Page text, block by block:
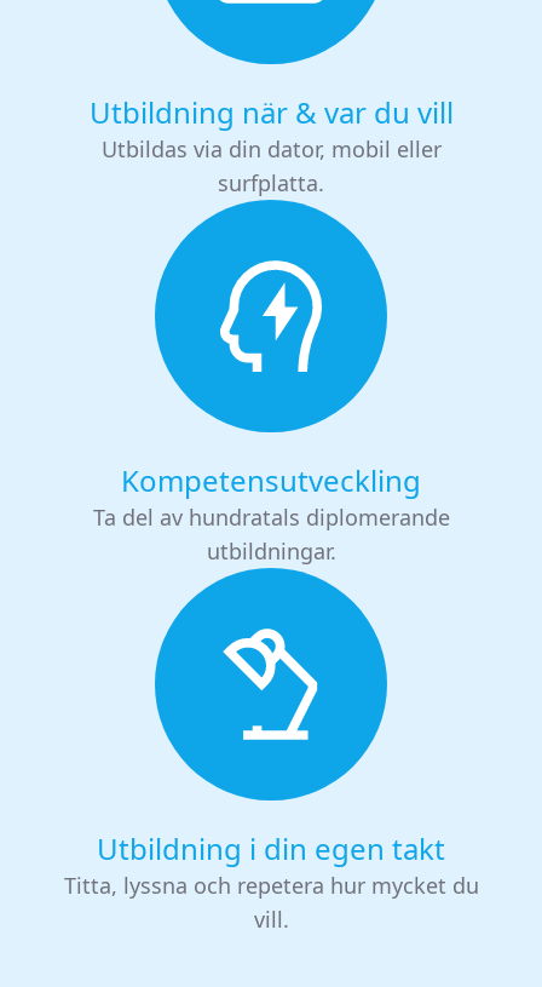
Utbildning när & var du vill
Utbildas via din dator, mobil eller
surfplatta.
Kompetensutveckling
Ta del av hundratals diplomerande
utbildningar.
Utbildning i din egen takt
Titta, lyssna och repetera hur mycket du
vill.